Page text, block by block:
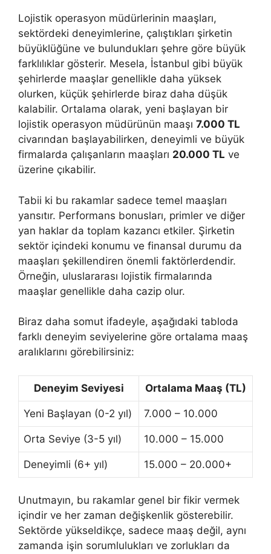
Lojistik operasyon müdürlerinin maaşları,
sektördeki deneyimlerine, çalıştıkları şirketin
büyüklüğüne ve bulundukları şehre göre büyük
farklılıklar gösterir. Mesela, İstanbul gibi büyük
şehirlerde maaşlar genellikle daha yüksek
olurken, küçük şehirlerde biraz daha düşük
kalabilir. Ortalama olarak, yeni başlayan bir
lojistik operasyon müdürünün maaşı 7.000 TL
civarından başlayabilirken, deneyimli ve büyük
firmalarda çalışanların maaşları 20.000 TL ve
üzerine çıkabilir.
Tabii ki bu rakamlar sadece temel maaşları
yansıtır. Performans bonusları, primler ve diğer
yan haklar da toplam kazancı etkiler. Şirketin
sektör içindeki konumu ve finansal durumu da
maaşları şekillendiren önemli faktörlerdendir.
Örneğin, uluslararası lojistik firmalarında
maaşlar genellikle daha cazip olur.
Biraz daha somut ifadeyle, aşağıdaki tabloda
farklı deneyim seviyelerine göre ortalama maaş
aralıklarını görebilirsiniz:
Deneyim Seviyesi Ortalama Maaş (TL)
Yeni Başlayan (0-2 yıl) 7.000 – 10.000
Orta Seviye (3-5 yıl) 10.000 – 15.000
Deneyimli (6+ yıl) 15.000 – 20.000+
Unutmayın, bu rakamlar genel bir fikir vermek
içindir ve her zaman değişkenlik gösterebilir.
Sektörde yükseldikçe, sadece maaş değil, aynı
zamanda işin sorumlulukları ve zorlukları da